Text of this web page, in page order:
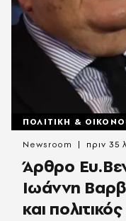
ΠΟΛΙΤΙΚΗ &
Άρθρο
Iωάννη
και
Newsroom πριν 35